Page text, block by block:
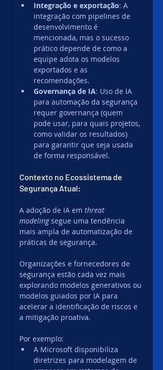
Integração e exportação: A
integração com pipelines de
desenvolvimento é
mencionada, mas o sucesso
prático depende de como a
equipe adota os modelos
exportados e as
recomendações.
Governança de IA: Uso de IA
para automação da segurança
requer governança (quem
pode usar, para quais projetos,
como validar os resultados)
para garantir que seja usada
de forma responsável.
Contexto no Ecossistema de
Segurança Atual:
A adoção de IA em threat
modeling segue uma tendência
mais ampla de automatização de
práticas de segurança.
Organizações e fornecedores de
segurança estão cada vez mais
explorando modelos generativos ou
modelos guiados por IA para
acelerar a identificação de riscos e
a mitigação proativa.
Por exemplo:
A Microsoft disponibiliza
diretrizes para modelagem de